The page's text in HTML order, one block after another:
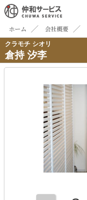
ホーム 会社概要
クラモチ シオリ
倉持 汐李